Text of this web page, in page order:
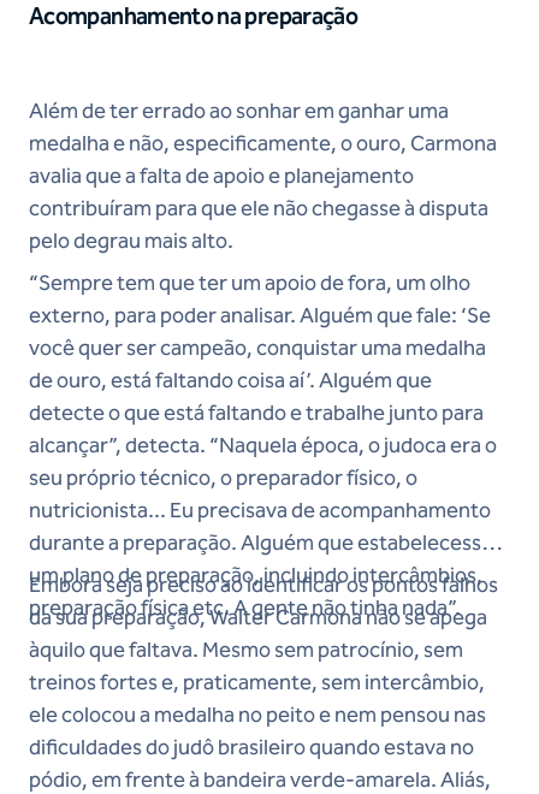
Acompanhamento na preparação
Além de ter errado ao sonhar em ganhar uma
medalha e não, especificamente, o ouro, Carmona
avalia que a falta de apoio e planejamento
contribuíram para que ele não chegasse à disputa
pelo degrau mais alto.
“Sempre tem que ter um apoio de fora, um olho
externo, para poder analisar. Alguém que fale: ‘Se
você quer ser campeão, conquistar uma medalha
de ouro, está faltando coisa aí’. Alguém que
detecte o que está faltando e trabalhe junto para
alcançar”, detecta. “Naquela época, o judoca era o
seu próprio técnico, o preparador físico, o
nutricionista... Eu precisava de acompanhamento
durante a preparação. Alguém que estabelecesse
um plano de preparação, incluindo intercâmbios,
preparação física etc. A gente não tinha nada”.
Embora seja preciso ao identificar os pontos falhos
da sua preparação, Walter Carmona não se apega
àquilo que faltava. Mesmo sem patrocínio, sem
treinos fortes e, praticamente, sem intercâmbio,
ele colocou a medalha no peito e nem pensou nas
dificuldades do judô brasileiro quando estava no
pódio, em frente à bandeira verde-amarela. Aliás,